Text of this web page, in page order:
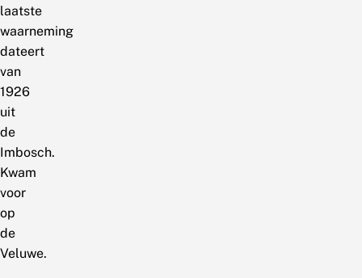
laatste
waarneming
dateert
van
1926
uit
de
Imbosch.
Kwam
voor
op
de
Veluwe.